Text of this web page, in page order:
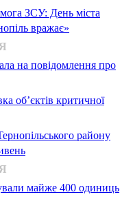
ЗСУ: День міста
вражає»
на повідомлення про
об’єктів критичної
району
майже 400 одиниць